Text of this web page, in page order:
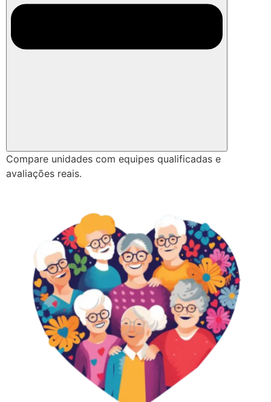
Compare unidades com equipes qualificadas e
avaliações reais.